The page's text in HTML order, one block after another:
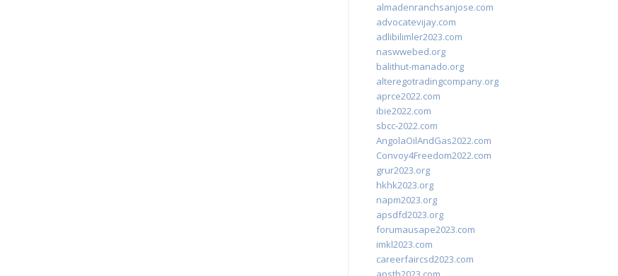
almadenranchsanjose.com
advocatevijay.com
adlibilimler2023.com
naswwebed.org
balithut-manado.org
alteregotradingcompany.org
aprce2022.com
ibie2022.com
sbcc-2022.com
AngolaOilAndGas2022.com
Convoy4Freedom2022.com
grur2023.org
hkhk2023.org
napm2023.org
apsdfd2023.org
forumausape2023.com
imkl2023.com
careerfaircsd2023.com